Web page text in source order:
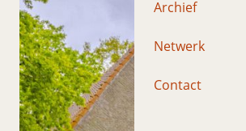
Archief
Netwerk
Contact